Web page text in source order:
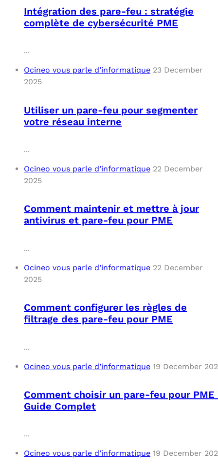
Intégration des pare-feu : stratégie
complète de cybersécurité PME
...
Ocineo vous parle d’informatique 23 December
2025
Utiliser un pare-feu pour segmenter
votre réseau interne
...
Ocineo vous parle d’informatique 22 December
2025
Comment maintenir et mettre à jour
antivirus et pare-feu pour PME
...
Ocineo vous parle d’informatique 22 December
2025
Comment configurer les règles de
filtrage des pare-feu pour PME
...
Ocineo vous parle d’informatique 19 December
Comment choisir un pare-feu pour PME
Guide Complet
...
Ocineo vous parle d’informatique 19 December